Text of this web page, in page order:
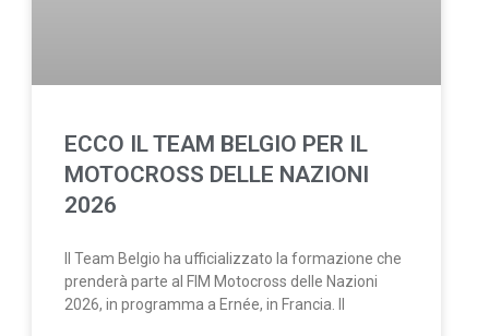
ECCO IL TEAM BELGIO PER IL
MOTOCROSS DELLE NAZIONI
2026
Il Team Belgio ha ufficializzato la formazione che
prenderà parte al FIM Motocross delle Nazioni
2026, in programma a Ernée, in Francia. Il